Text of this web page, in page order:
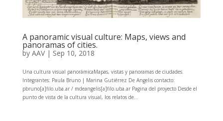
A panoramic visual culture: Maps, views and
panoramas of cities.
by AAV| Sep 10, 2018
Una cultura visual panorámicaMapas, vistas y panoramas de ciudades.
Integrantes: Paula Bruno | Marina Gutiérrez De Angelis contacto:
pbruno[a]filo.uba.ar / mdeangelis[a]filo.uba.ar Pagina del proyecto Desde el
punto de vista de la cultura visual, los relatos de...